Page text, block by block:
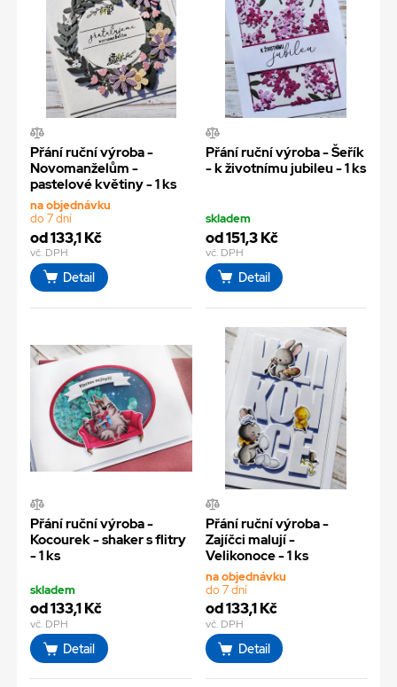
Přání ruční výroba -
Novomanželům -
pastelové květiny - 1 ks
na objednávku
do 7 dní
od 133,1 Kč
vč. DPH
Detail
Přání ruční výroba - Šeřík
- k životnímu jubileu - 1 ks
skladem
od 151,3 Kč
vč. DPH
Detail
Přání ruční výroba -
Kocourek - shaker s flitry
- 1 ks
skladem
od 133,1 Kč
vč. DPH
Detail
Přání ruční výroba -
Zajíčci malují -
Velikonoce - 1 ks
na objednávku
do 7 dní
od 133,1 Kč
vč. DPH
Detail